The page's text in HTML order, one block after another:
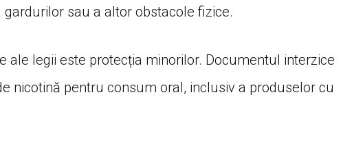
sau a altor obstacole fizice.
ale legii este protecția minorilor. Documentul interzice
nicotină pentru consum oral, inclusiv a produselor cu